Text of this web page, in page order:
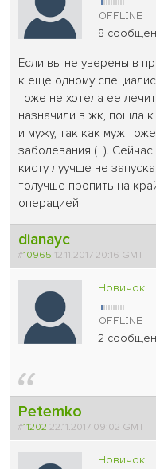
8
Если вы не уверены в
к еще одному
тоже не хотела ее
назначили в жк, пошла
и мужу, так как муж
заболевания ( ).
кисту луучше не
толучше пропить на
операцией
dianayc
#10965 12.11.2017 20:16 GMT
Новичок
2
Petemko
#11202 22.11.2017 09:02 GMT
Новичок